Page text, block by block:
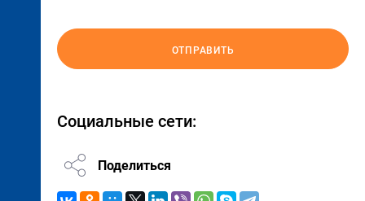
ОТПРАВИТЬ
Социальные сети:
Поделиться